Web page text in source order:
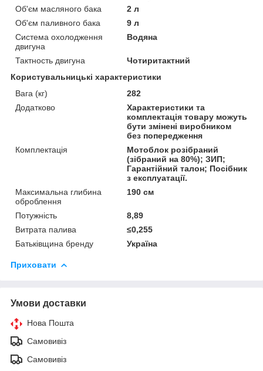
Об'єм масляного бака
2 л
Об'єм паливного бака
9 л
Система охолодження
двигуна
Водяна
Тактность двигуна
Чотиритактний
Користувальницькі характеристики
Вага (кг)
282
Додатково
Характеристики та
комплектація товару можуть
бути змінені виробником
без попередження
Комплектація
Мотоблок розібраний
(зібраний на 80%); ЗИП;
Гарантійний талон; Посібник
з експлуатації.
Максимальна глибина
оброблення
190 см
Потужність
8,89
Витрата палива
≤0,255
Батьківщина бренду
Україна
Приховати
Умови доставки
Нова Пошта
Самовивіз
Самовивіз